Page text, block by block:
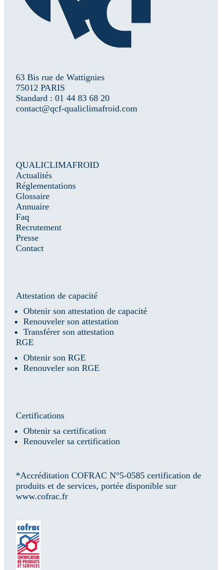
63 Bis rue de Wattignies
75012 PARIS
Standard : 01 44 83 68 20
contact@qcf-qualiclimafroid.com
QUALICLIMAFROID
Actualités
Réglementations
Glossaire
Annuaire
Faq
Recrutement
Presse
Contact
Attestation de capacité
Obtenir son attestation de capacité
Renouveler son attestation
Transférer son attestation
RGE
Obtenir son RGE
Renouveler son RGE
Certifications
Obtenir sa certification
Renouveler sa certification
*Accréditation COFRAC N°5-0585 certification de
produits et de services, portée disponible sur
www.cofrac.fr